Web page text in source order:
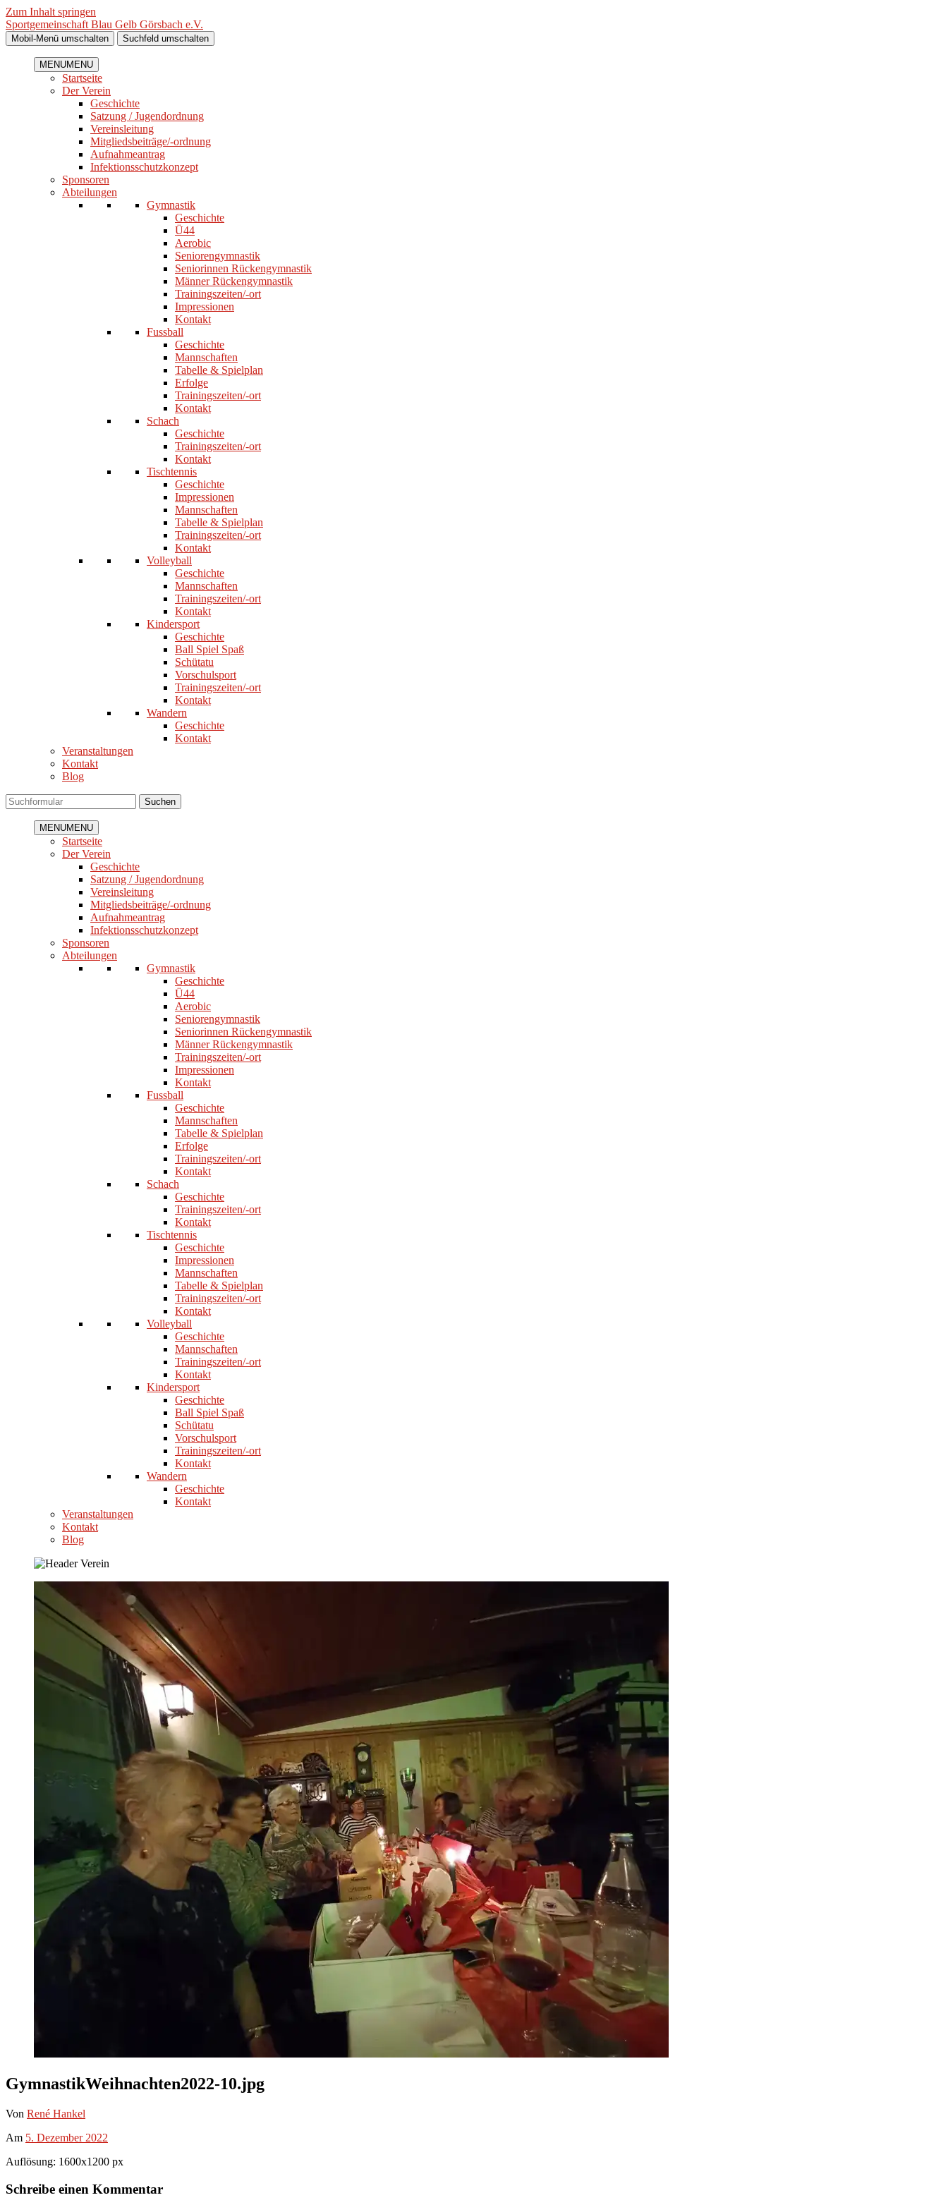
Zum Inhalt springen
Sportgemeinschaft Blau Gelb Görsbach e.V.
Mobil-Menü umschalten Suchfeld umschalten
MENUMENU
Startseite
Der Verein
Geschichte
Satzung / Jugendordnung
Vereinsleitung
Mitgliedsbeiträge/-ordnung
Aufnahmeantrag
Infektionsschutzkonzept
Sponsoren
Abteilungen
Gymnastik
Geschichte
Ü44
Aerobic
Seniorengymnastik
Seniorinnen Rückengymnastik
Männer Rückengymnastik
Trainingszeiten/-ort
Impressionen
Kontakt
Fussball
Geschichte
Mannschaften
Tabelle & Spielplan
Erfolge
Trainingszeiten/-ort
Kontakt
Schach
Geschichte
Trainingszeiten/-ort
Kontakt
Tischtennis
Geschichte
Impressionen
Mannschaften
Tabelle & Spielplan
Trainingszeiten/-ort
Kontakt
Volleyball
Geschichte
Mannschaften
Trainingszeiten/-ort
Kontakt
Kindersport
Geschichte
Ball Spiel Spaß
Schütatu
Vorschulsport
Trainingszeiten/-ort
Kontakt
Wandern
Geschichte
Kontakt
Veranstaltungen
Kontakt
Blog
Suchen
MENUMENU
Startseite
Der Verein
Geschichte
Satzung / Jugendordnung
Vereinsleitung
Mitgliedsbeiträge/-ordnung
Aufnahmeantrag
Infektionsschutzkonzept
Sponsoren
Abteilungen
Gymnastik
Geschichte
Ü44
Aerobic
Seniorengymnastik
Seniorinnen Rückengymnastik
Männer Rückengymnastik
Trainingszeiten/-ort
Impressionen
Kontakt
Fussball
Geschichte
Mannschaften
Tabelle & Spielplan
Erfolge
Trainingszeiten/-ort
Kontakt
Schach
Geschichte
Trainingszeiten/-ort
Kontakt
Tischtennis
Geschichte
Impressionen
Mannschaften
Tabelle & Spielplan
Trainingszeiten/-ort
Kontakt
Volleyball
Geschichte
Mannschaften
Trainingszeiten/-ort
Kontakt
Kindersport
Geschichte
Ball Spiel Spaß
Schütatu
Vorschulsport
Trainingszeiten/-ort
Kontakt
Wandern
Geschichte
Kontakt
Veranstaltungen
Kontakt
Blog
GymnastikWeihnachten2022-10.jpg
Von René Hankel
Am 5. Dezember 2022
Auflösung: 1600x1200 px
Schreibe einen Kommentar